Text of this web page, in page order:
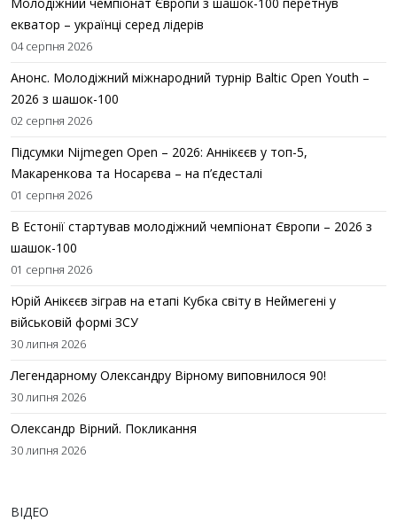
екватор – українці серед лідерів
04 серпня 2026
Анонс. Молодіжний міжнародний турнір Baltic Open Youth –
2026 з шашок-100
02 серпня 2026
Підсумки Nijmegen Open – 2026: Аннікєєв у топ-5,
Макаренкова та Носарєва – на п’єдесталі
01 серпня 2026
В Естонії стартував молодіжний чемпіонат Європи – 2026 з
шашок-100
01 серпня 2026
Юрій Анікєєв зіграв на етапі Кубка світу в Неймегені у
військовій формі ЗСУ
30 липня 2026
Легендарному Олександру Вірному виповнилося 90!
30 липня 2026
Олександр Вірний. Покликання
30 липня 2026
ВІДЕО